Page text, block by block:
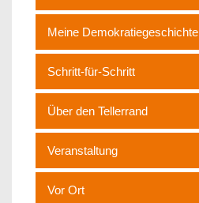
Meine Demokratiegeschichte
Schritt-für-Schritt
Über den Tellerrand
Veranstaltung
Vor Ort